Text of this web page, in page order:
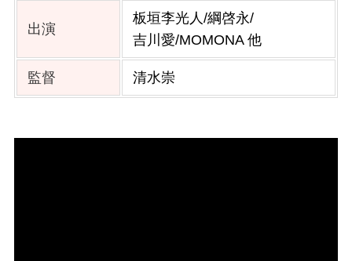
出演
板垣李光人/綱啓永/
吉川愛/MOMONA 他
監督 清水崇